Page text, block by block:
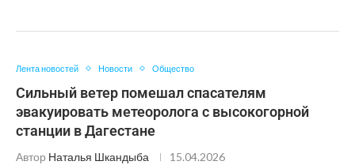
Лента новостей Новости Общество
Сильный ветер помешал спасателям
эвакуировать метеоролога с высокогорной
станции в Дагестане
Автор Наталья Шкандыба 15.04.2026